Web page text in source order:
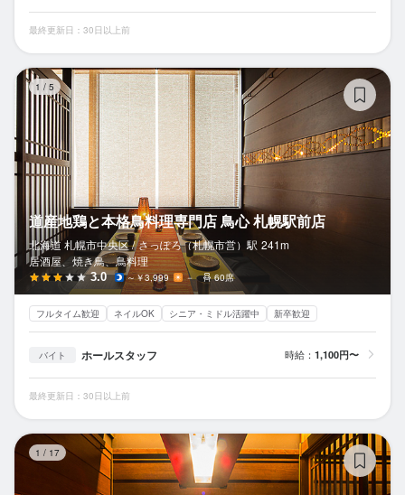
最終更新日：30日以上前
1 / 5
道産地鶏と本格鳥料理専門店 鳥心 札幌駅前店
北海道 札幌市中央区 / さっぽろ（札幌市営） 駅 241m
居酒屋、焼き鳥、鳥料理
3.0 ～￥3,999 － 60席
フルタイム歓迎 ネイルOK シニア・ミドル活躍中 新卒歓迎
バイト ホールスタッフ 時給： 1,100円〜
最終更新日：30日以上前
1 / 17